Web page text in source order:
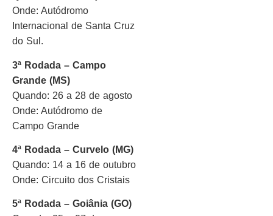
Onde: Autódromo
Internacional de Santa Cruz
do Sul.
3ª Rodada – Campo
Grande (MS)
Quando: 26 a 28 de agosto
Onde: Autódromo de
Campo Grande
4ª Rodada – Curvelo (MG)
Quando: 14 a 16 de outubro
Onde: Circuito dos Cristais
5ª Rodada – Goiânia (GO)